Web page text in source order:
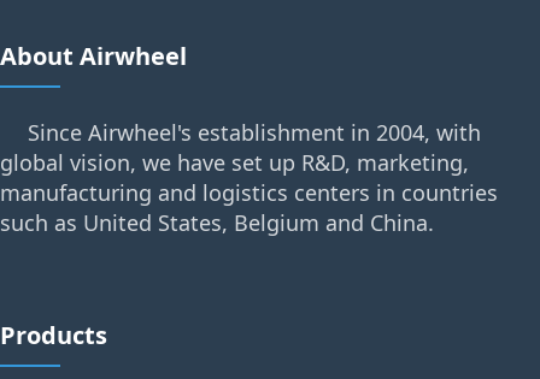
About Airwheel
Since Airwheel's establishment in 2004, with
global vision, we have set up R&D, marketing,
manufacturing and logistics centers in countries
such as United States, Belgium and China.
Products